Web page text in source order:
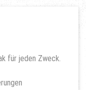
für jeden Zweck.